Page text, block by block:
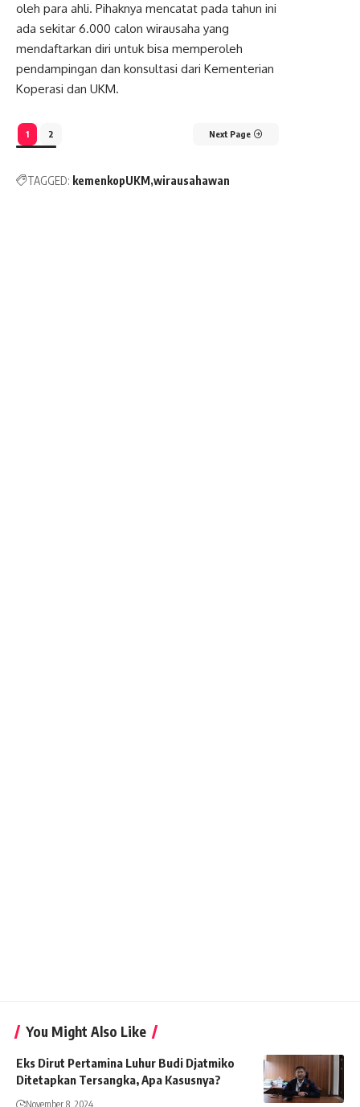
oleh para ahli. Pihaknya mencatat pada tahun ini
ada sekitar 6.000 calon wirausaha yang
mendaftarkan diri untuk bisa memperoleh
pendampingan dan konsultasi dari Kementerian
Koperasi dan UKM.
1 2 Next Page
TAGGED: kemenkopUKM wirausahawan
You Might Also Like
Eks Dirut Pertamina Luhur Budi Djatmiko
Ditetapkan Tersangka, Apa Kasusnya?
November 8, 2024